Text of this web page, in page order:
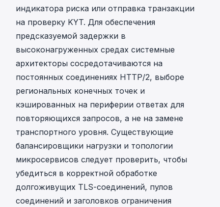
индикатора риска или отправка транзакции
на проверку KYT. Для обеспечения
предсказуемой задержки в
высоконагруженных средах системные
архитекторы сосредотачиваются на
постоянных соединениях HTTP/2, выборе
региональных конечных точек и
кэшированных на периферии ответах для
повторяющихся запросов, а не на замене
транспортного уровня. Существующие
балансировщики нагрузки и топологии
микросервисов следует проверить, чтобы
убедиться в корректной обработке
долгоживущих TLS-соединений, пулов
соединений и заголовков ограничения